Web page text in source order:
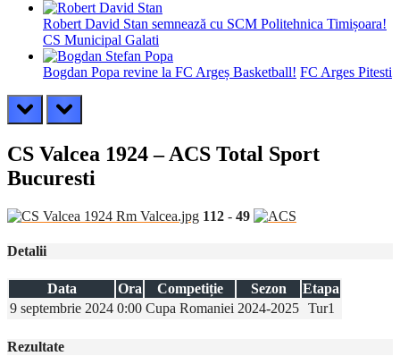
Robert David Stan semnează cu SCM Politehnica Timișoara!
CS Municipal Galati
Bogdan Popa revine la FC Argeș Basketball! FC Arges Pitesti
prev next
CS Valcea 1924 – ACS Total Sport
Bucuresti
112 - 49
Detalii
Data Ora Competiție Sezon
Etapa
9 septembrie 2024 0:00 Cupa Romaniei 2024-2025 Tur1
Rezultate